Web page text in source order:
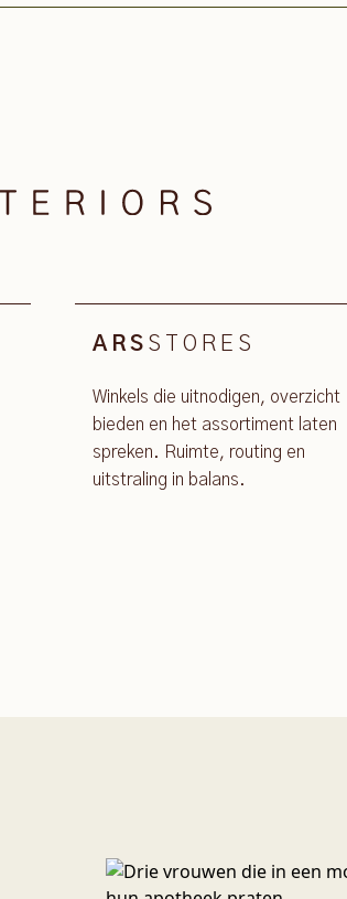
ARS STORES
Winkels die uitnodigen, overzicht
bieden en het assortiment laten
spreken. Ruimte, routing en
uitstraling in balans.